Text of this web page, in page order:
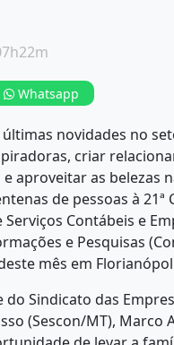
Whatsapp
últimas novidades no
criar
aproveitar as belezas
de pessoas à 21ª
Serviços Contábeis e
e Pesquisas
mês em
do Sindicato das
(Sescon/MT), Marco